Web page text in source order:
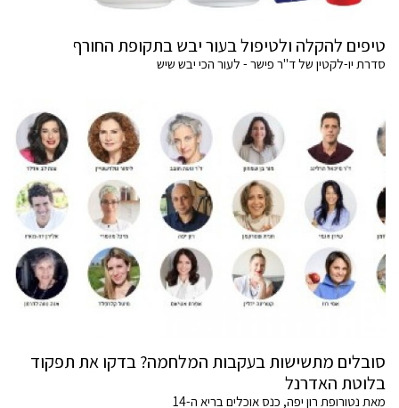
טיפים להקלה ולטיפול בעור יבש בתקופת החורף
סדרת יו-לקטין של ד"ר פישר - לעור הכי יבש שיש
סובלים מתשישות בעקבות המלחמה? בדקו את תפקוד
בלוטת האדרנל
מאת נטורופת רון יפה, כנס אוכלים בריא ה-14